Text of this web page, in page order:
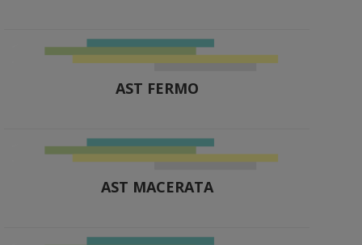
AST FERMO
AST MACERATA